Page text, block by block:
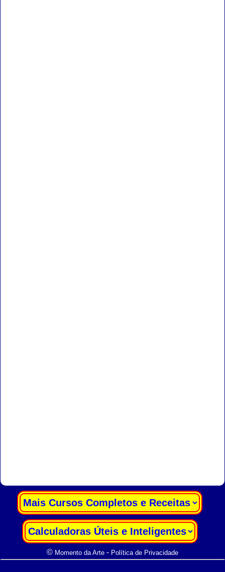
© Momento da Arte- Política de Privacidade